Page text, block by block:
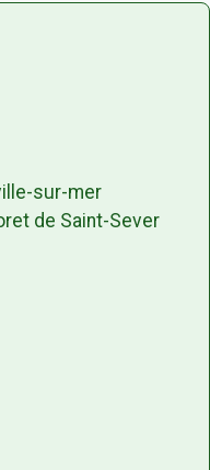
sur-mer
de Saint-Sever